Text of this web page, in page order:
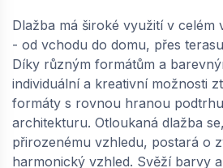
Dlažba má široké využití v
- od vchodu do domu, přes
Díky různým formátům a
individuální a kreativní možnosti
formáty s rovnou hranou
architekturu. Otloukaná dlažba
přirozenému vzhledu, postará o
harmonický vzhled. Svěží barvy